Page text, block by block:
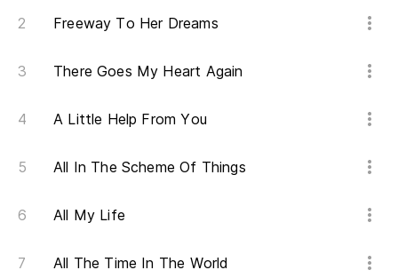
Freeway To Her Dreams
There Goes My Heart Again
A Little Help From You
All In The Scheme Of Things
All My Life
All The Time In The World